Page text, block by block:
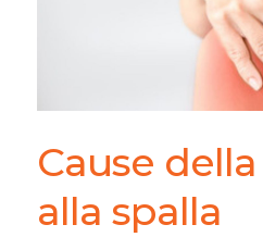
Cause
alla spalla